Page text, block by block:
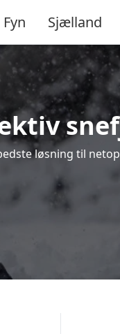
Fyn Sjælland
løsning til